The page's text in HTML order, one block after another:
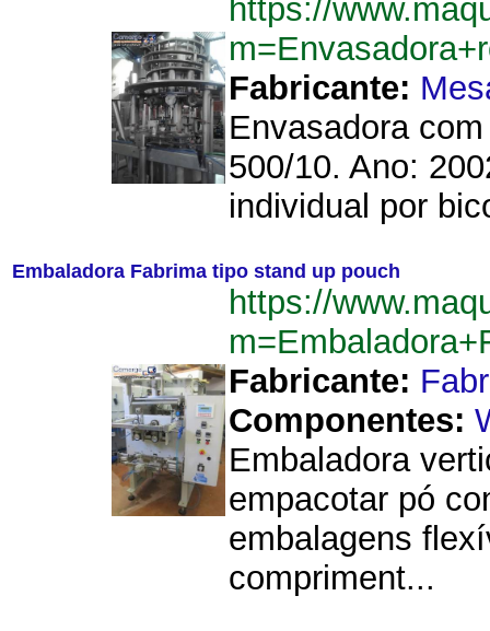
https://
Fabricante:
Envasadora
500/10. Ano:
individual por
Embaladora Fabrima tipo stand up pouch
https://
Fabricante:
Componentes:
Embaladora
empacotar pó
embalagens
compriment...